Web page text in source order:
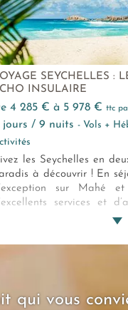
SEYCHELLES :
INSULAIRE
de 4 285 € à 5 978 € ttc
jours / 9 nuits - Vols +
les Seychelles en
à découvrir ! En
sur Mahé
services et
qui vous